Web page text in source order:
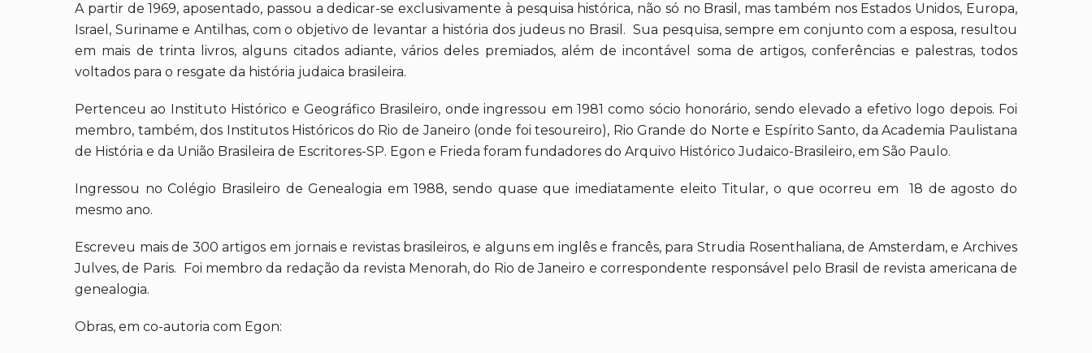
A partir de 1969, aposentado, passou a dedicar-se exclusivamente à pesquisa histórica, não só no Brasil, mas também nos Estados Unidos, Europa,
Israel, Suriname e Antilhas, com o objetivo de levantar a história dos judeus no Brasil. Sua pesquisa, sempre em conjunto com a esposa, resultou
em mais de trinta livros, alguns citados adiante, vários deles premiados, além de incontável soma de artigos, conferências e palestras, todos
voltados para o resgate da história judaica brasileira.
Pertenceu ao Instituto Histórico e Geográfico Brasileiro, onde ingressou em 1981 como sócio honorário, sendo elevado a efetivo logo depois. Foi
membro, também, dos Institutos Históricos do Rio de Janeiro (onde foi tesoureiro), Rio Grande do Norte e Espírito Santo, da Academia Paulistana
de História e da União Brasileira de Escritores-SP. Egon e Frieda foram fundadores do Arquivo Histórico Judaico-Brasileiro, em São Paulo.
Ingressou no Colégio Brasileiro de Genealogia em 1988, sendo quase que imediatamente eleito Titular, o que ocorreu em 18 de agosto do
mesmo ano.
Escreveu mais de 300 artigos em jornais e revistas brasileiros, e alguns em inglês e francês, para Strudia Rosenthaliana, de Amsterdam, e Archives
Julves, de Paris. Foi membro da redação da revista Menorah, do Rio de Janeiro e correspondente responsável pelo Brasil de revista americana de
genealogia.
Obras, em co-autoria com Egon: